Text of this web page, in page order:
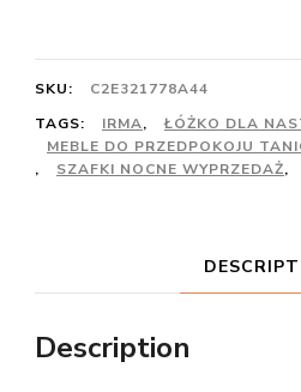
SKU:
C2E321778A44
TAGS:
IRMA, ŁÓŻKO DLA
MEBLE DO PRZEDPOKOJU
,
SZAFKI NOCNE WYPRZEDAŻ,
Description